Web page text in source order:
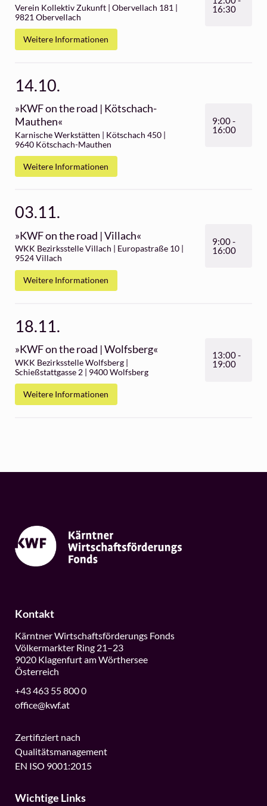
22.09.
»KWF on the road | Spittal an der
Drau«
WKK Bezirksstelle Spittal | Bismarckstraße
14-16 | 9800 Spittal an der Drau
Weitere Informationen
06.10.
»KWF on the road | Mölltal«
Verein Kollektiv Zukunft | Obervellach 181 |
9821 Obervellach
Weitere Informationen
14.10.
»KWF on the road | Kötschach-
03.11.
9524 Villach
Weitere Informationen
18.11.
»KWF on the road | Wolfsberg«
WKK Bezirksstelle Wolfsberg |
Schießstattgasse 2 | 9400 Wolfsberg
Weitere Informationen
Kontakt
Kärntner Wirtschaftsförderungs Fonds
Völkermarkter Ring 21–23
9020 Klagenfurt am Wörthersee
Österreich
+43 463 55 800 0
office@kwf.at
Zertifiziert nach
Qualitätsmanagement
EN ISO 9001:2015
Wichtige Links